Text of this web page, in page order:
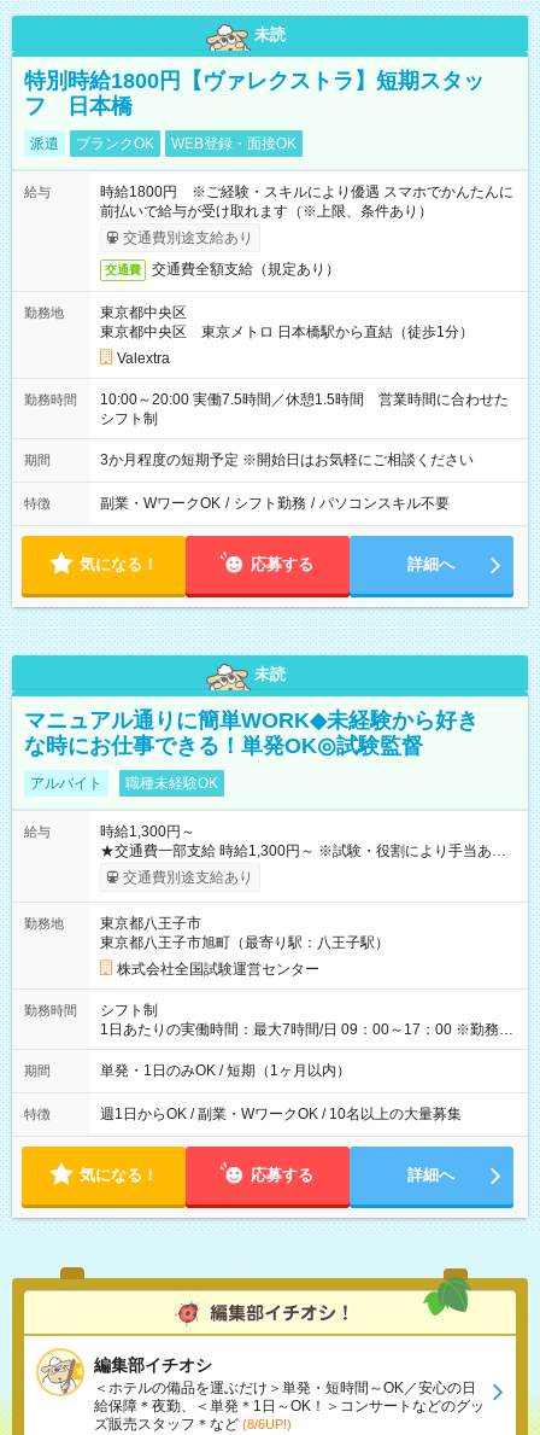
未読
特別時給1800円【ヴァレクストラ】短期スタッ
フ 日本橋
派遣 ブランクOK WEB登録・面接OK
給与
時給1800円 ※ご経験・スキルにより優遇 スマホでかんたんに
前払いで給与が受け取れます（※上限、条件あり）
交通費別途支給あり
交通費 交通費全額支給（規定あり）
勤務地
東京都中央区
東京都中央区 東京メトロ 日本橋駅から直結（徒歩1分）
Valextra
勤務時間
10:00～20:00 実働7.5時間／休憩1.5時間 営業時間に合わせた
シフト制
期間 3か月程度の短期予定 ※開始日はお気軽にご相談ください
特徴 副業・WワークOK / シフト勤務 / パソコンスキル不要
気になる！ 応募する 詳細へ
未読
マニュアル通りに簡単WORK◆未経験から好き
な時にお仕事できる！単発OK◎試験監督
アルバイト 職種未経験OK
給与
時給1,300円～
★交通費一部支給 時給1,300円～ ※試験・役割により手当あり
※勤務回数により昇給あり 【即給（前払い）オプションあ
り！】 希望される場合、勤務から1週間ほどで給与の一部を受け
例】 ・河合塾模擬試験 8:30～17:30（休憩1時間） 時給1,300円
×8時間＝日収10,400円＋交通費 ※当日の役割により時給＋100
円の場合あり ・国家試験 7:00～13:30（休憩なし） 時給1,300
円（役割手当＋100円）×6時間＝日収8,400円＋交通費 【試用期
間】試用期間なし
交通費別途支給あり
勤務地
東京都八王子市
東京都八王子市旭町（最寄り駅：八王子駅）
株式会社全国試験運営センター
勤務時間
シフト制
1日あたりの実働時間：最大7時間/日 09：00～17：00 ※勤務時
間は 試験により異なります。
期間 単発・1日のみOK / 短期（1ヶ月以内）
特徴 週1日からOK / 副業・WワークOK / 10名以上の大量募集
気になる！ 応募する 詳細へ
編集部イチオシ
＜ホテルの備品を運ぶだけ＞単発・短時間～OK／安心の日
給保障＊夜勤、＜単発＊1日～OK！＞コンサートなどのグッ
ズ販売スタッフ＊など (8/6UP!)